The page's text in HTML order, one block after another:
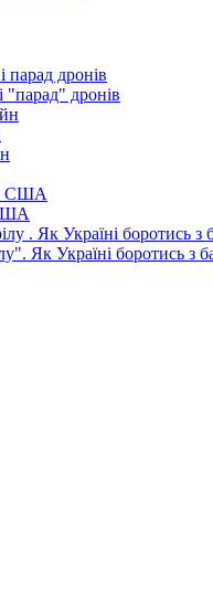
"парад" дронів
Як Україні боротись з